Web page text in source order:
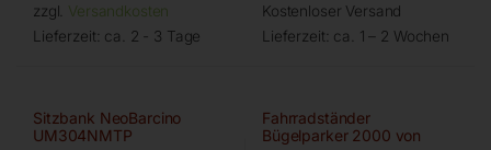
zzgl. Versandkosten
Lieferzeit: ca. 2 - 3 Tage
Kostenloser Versand
Lieferzeit: ca. 1 – 2 Wochen
Sitzbank NeoBarcino
UM304NMTP
Fahrradständer
Bügelparker 2000 von